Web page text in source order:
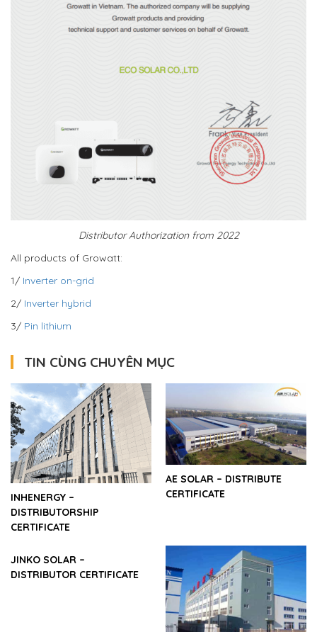
Distributor Authorization from 2022
All products of Growatt:
1/ Inverter on-grid
2/ Inverter hybrid
3/ Pin lithium
TIN CÙNG CHUYÊN MỤC
INHENERGY –
DISTRIBUTORSHIP
CERTIFICATE
AE SOLAR – DISTRIBUTE
CERTIFICATE
JINKO SOLAR –
DISTRIBUTOR CERTIFICATE